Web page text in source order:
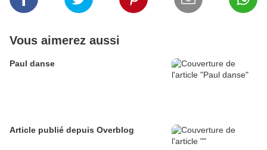
Vous aimerez aussi
Paul danse
Article publié depuis Overblog